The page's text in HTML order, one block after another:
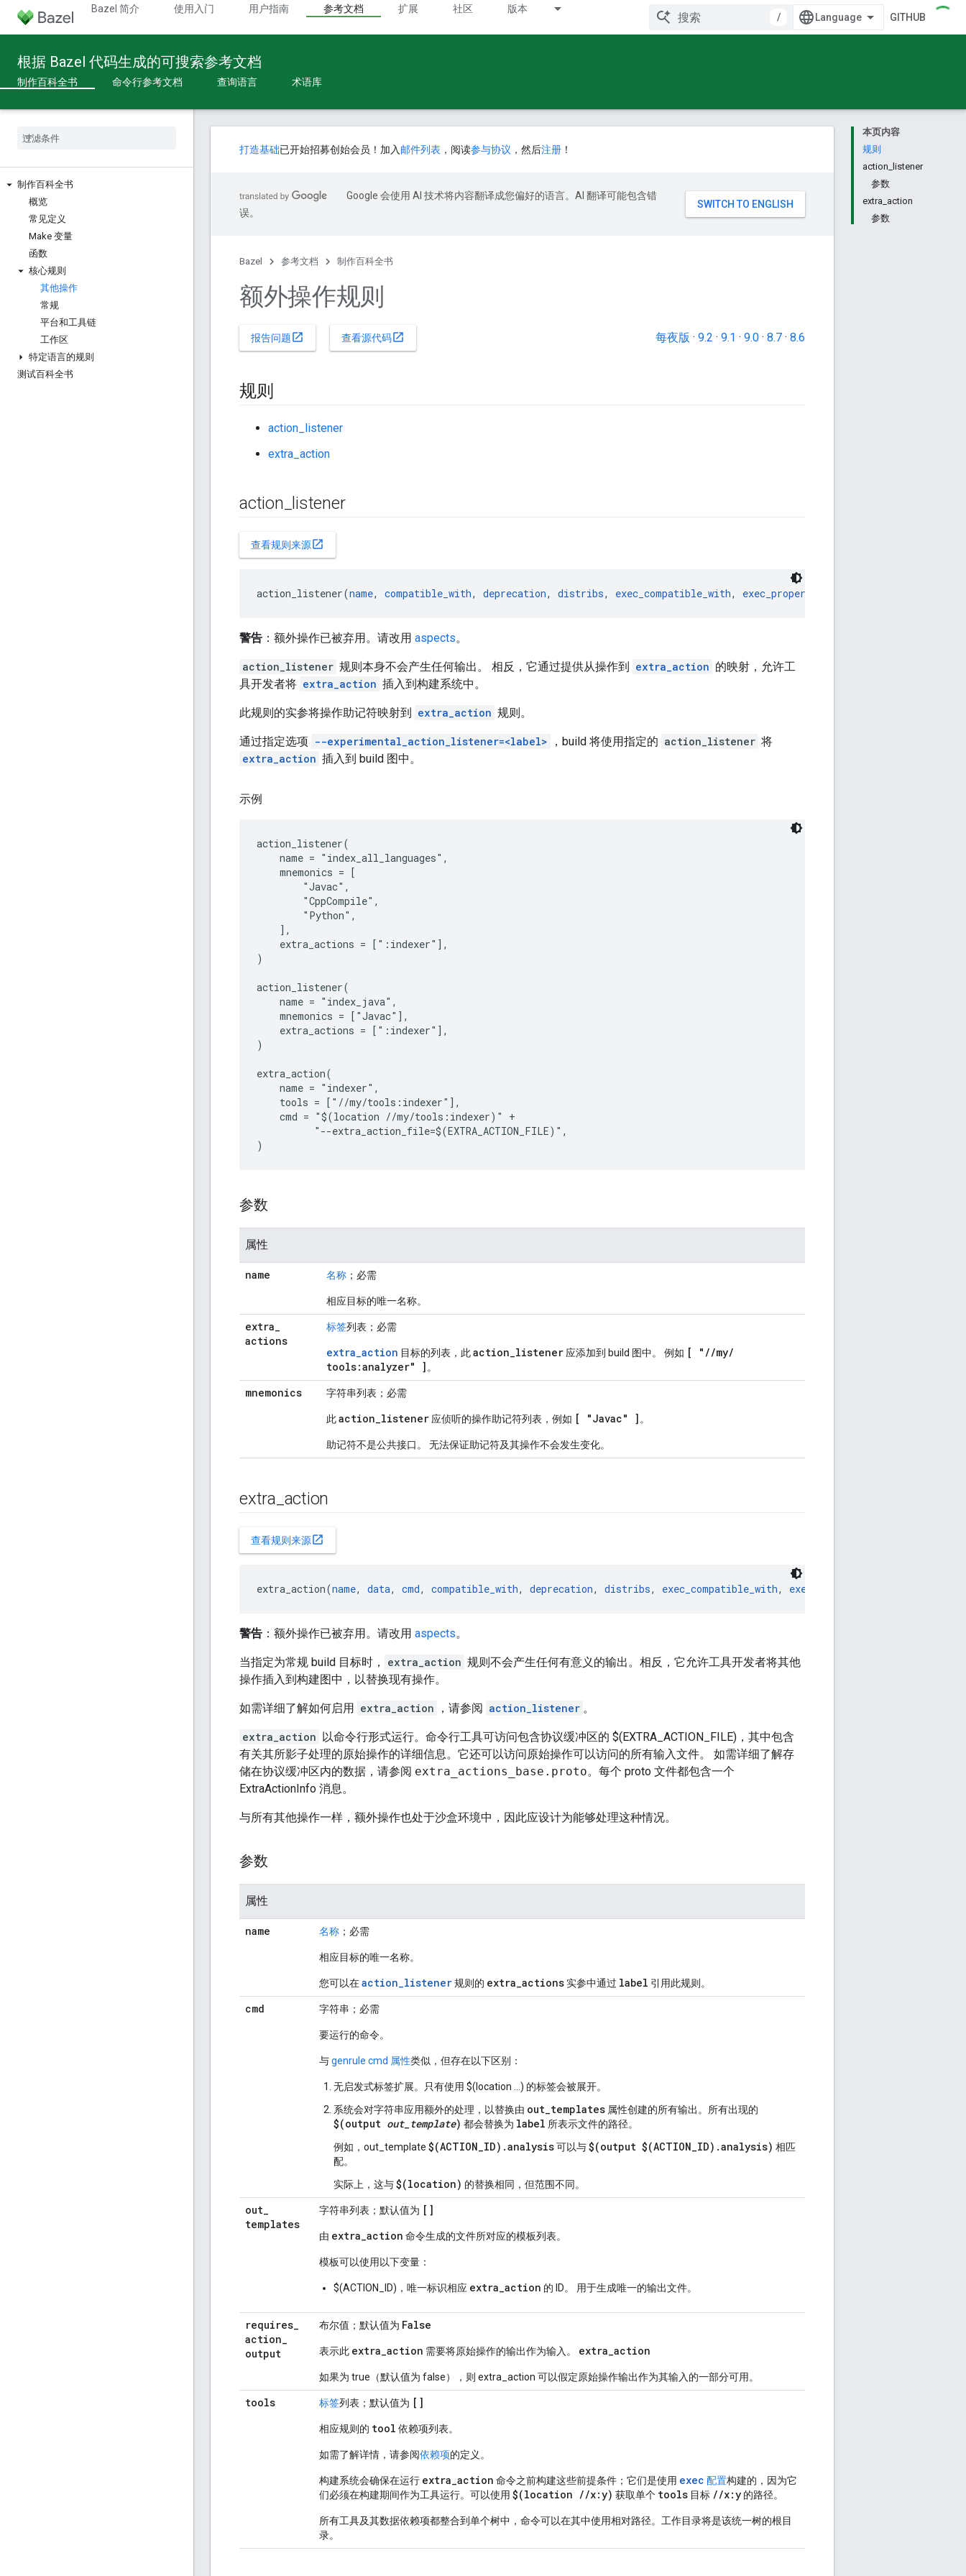
Bazel 简介 使用入门 用户指南 参考文档 扩展 社区 版本
/ GITHUB
根据 Bazel 代码生成的可搜索参考文档
制作百科全书 命令行参考文档 查询语言 术语库
制作百科全书
概览
常见定义
Make 变量
函数
核心规则
其他操作
常规
平台和工具链
工作区
特定语言的规则
测试百科全书
本页内容
规则
action_listener
参数
extra_action
参数
打造基础已开始招募创始会员！加入 邮件列表 ，阅读参与协议 ，然后注册 ！
Google 会使用 AI 技术将内容翻译成您偏好的语言。AI 翻译可能包含错
误。
Bazel 参考文档 制作百科全书
额外操作规则
报告问题open_in_new 查看源代码open_in_new 每夜版 · 9.2 · 9.1 · 9.0 · 8.7 · 8.6
规则
action_listener
extra_action
action listener
查看规则来源open_in_new
action_listener(name, compatible_with, deprecation, distribs, exec_compatible_with, exec_properties
警告 ：额外操作已被弃用。请改用 aspects。
action_listener 规则本身不会产生任何输出。 相反，它通过提供从操作到 extra_action 的映射，允许工
具开发者将 extra_action 插入到构建系统中。
此规则的实参将操作助记符映射到 extra_action 规则。
通过指定选项 --experimental_action_listener=<label> ，build 将使用指定的 action_listener 将
extra_action 插入到 build 图中。
示例
action_listener(
    name = "index_all_languages",
    mnemonics = [
        "Javac",
        "CppCompile",
        "Python",
    ],
    extra_actions = [":indexer"],
)
action_listener(
    name = "index_java",
    mnemonics = ["Javac"],
    extra_actions = [":indexer"],
)
extra_action(
    name = "indexer",
    tools = ["//my/tools:indexer"],
    cmd = "$(location //my/tools:indexer)" +
          "--extra_action_file=$(EXTRA_ACTION_FILE)",
参数
属性
name 名称 ；必需
相应目标的唯一名称。
extra_
actions
标签列表；必需
extra_action 目标的列表，此action_listener 应添加到 build 图中。 例如 [ " //my/
tools:analyzer" ] 。
mnemonics 字符串列表；必需
此action_listener 应侦听的操作助记符列表，例如 [ "Javac" ] 。
助记符不是公共接口。 无法保证助记符及其操作不会发生变化。
extra action
查看规则来源open_in_new
extra_action(name, data, cmd, compatible_with, deprecation, distribs, exec_compatible_with, exec_properties
警告 ：额外操作已被弃用。请改用 aspects。
当指定为常规 build 目标时， extra_action 规则不会产生任何有意义的输出。相反，它允许工具开发者将其他
操作插入到构建图中，以替换现有操作。
如需详细了解如何启用 extra_action ，请参阅 action_listener 。
extra_action 以命令行形式运行。命令行工具可访问包含协议缓冲区的 $(EXTRA_ACTION_FILE)，其中包含
有关其所影子处理的原始操作的详细信息。它还可以访问原始操作可以访问的所有输入文件。 如需详细了解存
储在协议缓冲区内的数据，请参阅 extra_actions_base.proto。每个 proto 文件都包含一个
ExtraActionInfo 消息。
与所有其他操作一样，额外操作也处于沙盒环境中，因此应设计为能够处理这种情况。
参数
属性
name 名称 ；必需
相应目标的唯一名称。
您可以在action_listener规则的 extra_actions 实参中通过 label 引用此规则。
cmd 字符串；必需
要运行的命令。
与genrule cmd 属性类似，但存在以下区别：
无启发式标签扩展。只有使用 $(location …) 的标签会被展开。
系统会对字符串应用额外的处理，以替换由 out_templates 属性创建的所有输出。所有出现的
$(output out_template) 都会替换为 label 所表示文件的路径。
例如，out_template $(ACTION_ID).analysis可以与$(output $(ACTION_ID).analysis) 相匹
配。
实际上，这与$(location) 的替换相同，但范围不同。
out_
templates
字符串列表；默认值为 []
由 extra_action 命令生成的文件所对应的模板列表。
模板可以使用以下变量：
$(ACTION_ID)，唯一标识相应 extra_action 的 ID。 用于生成唯一的输出文件。
requires_
action_
output
布尔值；默认值为 False
表示此 extra_action 需要将原始操作的输出作为输入。 extra_action
如果为 true（默认值为 false），则 extra_action 可以假定原始操作输出作为其输入的一部分可用。
tools 标签列表；默认值为 []
相应规则的 tool 依赖项列表。
如需了解详情，请参阅依赖项的定义。
构建系统会确保在运行 extra_action 命令之前构建这些前提条件；它们是使用 exec 配置构建的，因为它
们必须在构建期间作为工具运行。可以使用 $(location //x:y) 获取单个 tools 目标 //x:y 的路径。
所有工具及其数据依赖项都整合到单个树中，命令可以在其中使用相对路径。工作目录将是该统一树的根目
录。